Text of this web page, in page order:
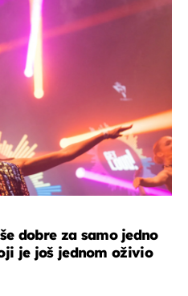
dobre za samo jedno
je još jednom oživio